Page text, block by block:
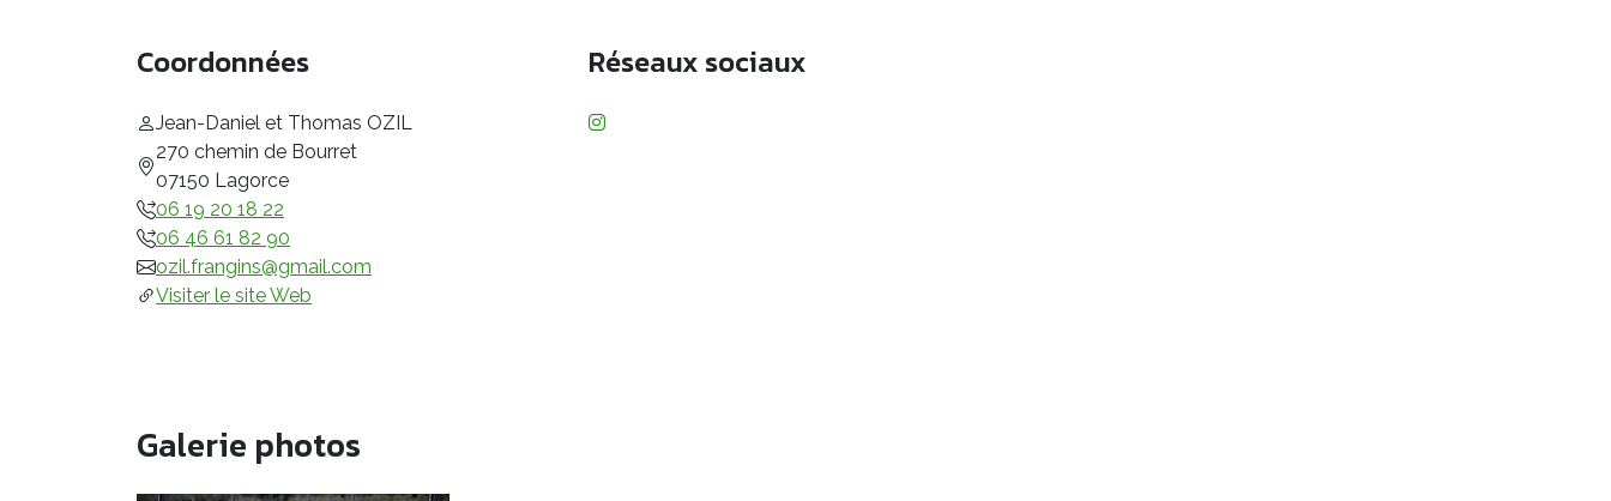
Coordonnées
Jean-Daniel et Thomas OZIL
270 chemin de Bourret
07150 Lagorce
06 19 20 18 22
06 46 61 82 90
ozil.frangins@gmail.com
Visiter le site Web
Réseaux sociaux
Galerie photos